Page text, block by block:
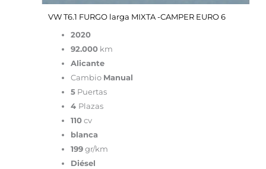
VW T6.1 FURGO larga MIXTA -CAMPER EURO 6
2020
92.000km
Alicante
Cambio Manual
5Puertas
4 Plazas
110cv
blanca
199gr/km
Diésel